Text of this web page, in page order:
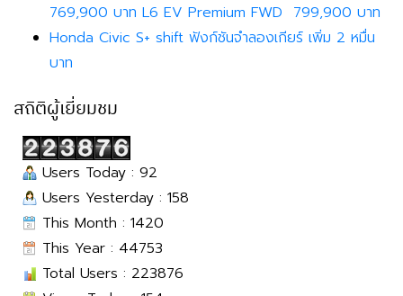
769,900 บาท L6 EV Premium FWD 799,900 บาท
Honda Civic S+ shift ฟังก์ชันจำลองเกียร์ เพิ่ม 2 หมื่น
บาท
สถิติผู้เยี่ยมชม
Users Today : 92
Users Yesterday : 158
This Month : 1420
This Year : 44753
Total Users : 223876